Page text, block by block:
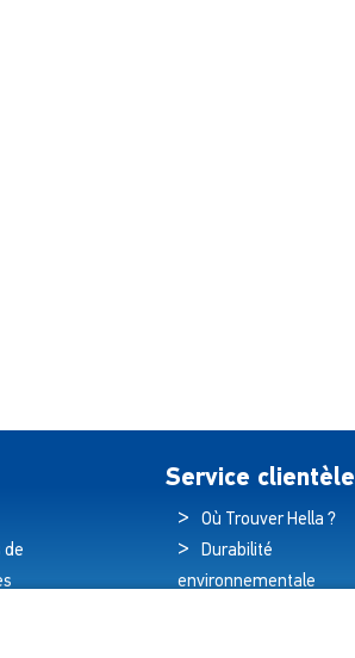
de
Service clientèle
Où Trouver Hella ?
Durabilité
environnementale